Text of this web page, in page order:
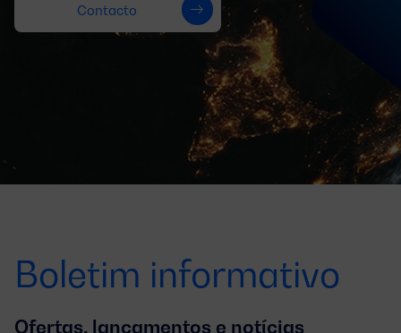
Contacto
Boletim informativo
Ofertas, lançamentos e notícias